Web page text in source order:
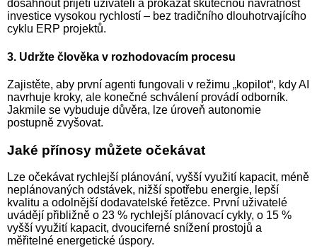
dosáhnout přijetí uživateli a prokázat skutečnou návratnost
investice vysokou rychlostí – bez tradičního dlouhotrvajícího
cyklu ERP projektů.
3. Udržte člověka v rozhodovacím procesu
Zajistěte, aby první agenti fungovali v režimu „kopilot“, kdy AI
navrhuje kroky, ale konečné schválení provádí odborník.
Jakmile se vybuduje důvěra, lze úroveň autonomie
postupně zvyšovat.
Jaké přínosy můžete očekávat
Lze očekávat rychlejší plánování, vyšší využití kapacit, méně
neplánovaných odstávek, nižší spotřebu energie, lepší
kvalitu a odolnější dodavatelské řetězce. První uživatelé
uvádějí přibližně o 23 % rychlejší plánovací cykly, o 15 %
vyšší využití kapacit, dvouciferné snížení prostojů a
měřitelné energetické úspory.